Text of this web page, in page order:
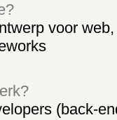
voor
(back-